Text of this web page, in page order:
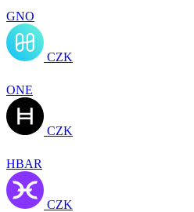
GNO
CZK
ONE
CZK
HBAR
CZK